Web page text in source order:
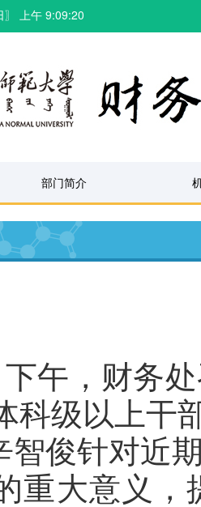
〗 上午 9:09:21
部门简介
午，财务
科级以上干
智俊针对近
重大意义